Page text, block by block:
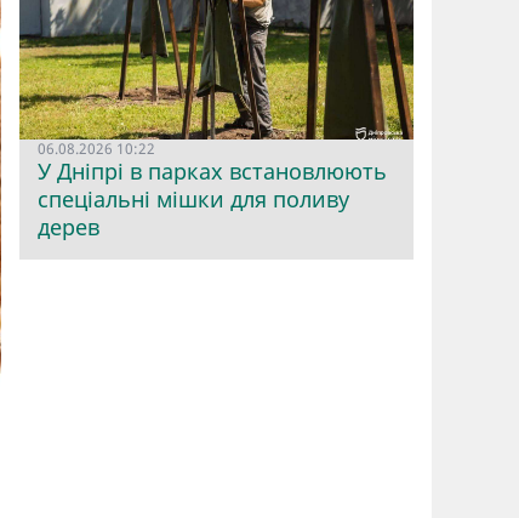
06.08.2026 10:22
У Дніпрі в парках встановлюють
спеціальні мішки для поливу
дерев